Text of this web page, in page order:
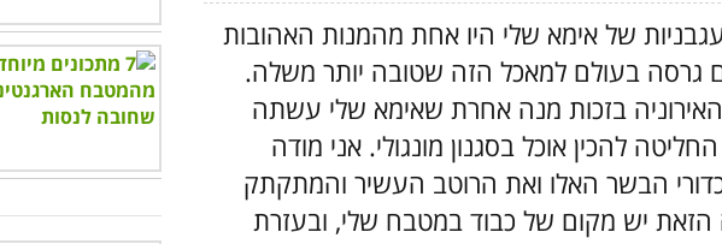
של אימא שלי היו אחת מהמנות האהובות
גרסה בעולם למאכל הזה שטובה יותר משלה.
בזכות מנה אחרת שאימא שלי עשתה
להכין אוכל בסגנון מונגולי. אני מודה
הבשר האלו ואת הרוטב העשיר והמתקתק
יש מקום של כבוד במטבח שלי, ובעזרת